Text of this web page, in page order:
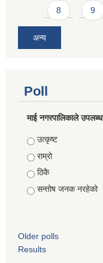
8 9
अन्य
Poll
माई नगरपालिकाले
Choices
उत्कृष्ट
राम्रो
ठिकै
सन्तोष जनक नरहेको
Older polls
Results